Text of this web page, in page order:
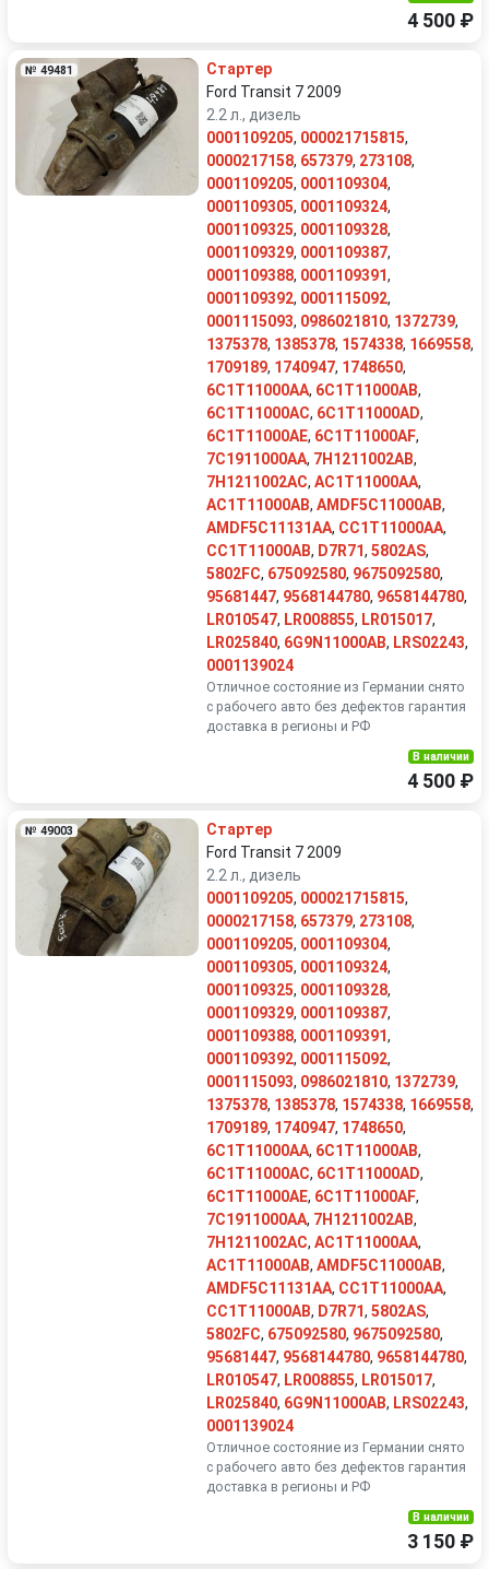
4 500 ₽
№ 49481
Стартер
Ford Transit 7 2009
2.2 л., дизель
0001109205, 000021715815,
0000217158, 657379, 273108,
0001109205, 0001109304,
0001109305, 0001109324,
0001109325, 0001109328,
0001109329, 0001109387,
0001109388, 0001109391,
0001109392, 0001115092,
0001115093, 0986021810, 1372739,
1375378, 1385378, 1574338, 1669558,
1709189, 1740947, 1748650,
6C1T11000AA, 6C1T11000AB,
6C1T11000AC, 6C1T11000AD,
6C1T11000AE, 6C1T11000AF,
7C1911000AA, 7H1211002AB,
7H1211002AC, AC1T11000AA,
AC1T11000AB, AMDF5C11000AB,
AMDF5C11131AA, CC1T11000AA,
CC1T11000AB, D7R71, 5802AS,
5802FC, 675092580, 9675092580,
95681447, 9568144780, 9658144780,
LR010547, LR008855, LR015017,
LR025840, 6G9N11000AB, LRS02243,
0001139024
Отличное состояние из Германии снято
с рабочего авто без дефектов гарантия
доставка в регионы и РФ
В наличии
4 500 ₽
№ 49003
Стартер
Ford Transit 7 2009
2.2 л., дизель
0001109205, 000021715815,
0000217158, 657379, 273108,
0001109205, 0001109304,
0001109305, 0001109324,
0001109325, 0001109328,
0001109329, 0001109387,
0001109388, 0001109391,
0001109392, 0001115092,
0001115093, 0986021810, 1372739,
1375378, 1385378, 1574338, 1669558,
1709189, 1740947, 1748650,
6C1T11000AA, 6C1T11000AB,
6C1T11000AC, 6C1T11000AD,
6C1T11000AE, 6C1T11000AF,
7C1911000AA, 7H1211002AB,
7H1211002AC, AC1T11000AA,
AC1T11000AB, AMDF5C11000AB,
AMDF5C11131AA, CC1T11000AA,
CC1T11000AB, D7R71, 5802AS,
5802FC, 675092580, 9675092580,
95681447, 9568144780, 9658144780,
LR010547, LR008855, LR015017,
LR025840, 6G9N11000AB, LRS02243,
0001139024
Отличное состояние из Германии снято
с рабочего авто без дефектов гарантия
доставка в регионы и РФ
В наличии
3 150 ₽